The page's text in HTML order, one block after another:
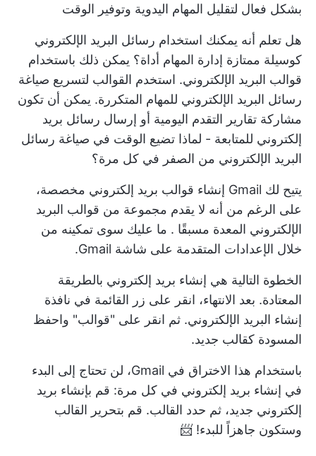
بشكل فعال لتقليل المهام اليدوية وتوفير الوقت
هل تعلم أنه يمكنك استخدام رسائل البريد الإلكتروني
كوسيلة ممتازة إدارة المهام أداة؟ يمكن ذلك باستخدام
قوالب البريد الإلكتروني. استخدم القوالب لتسريع صياغة
رسائل البريد الإلكتروني للمهام المتكررة. يمكن أن تكون
مشاركة تقارير التقدم اليومية أو إرسال رسائل بريد
إلكتروني للمتابعة - لماذا تضيع الوقت في صياغة رسائل
البريد الإلكتروني من الصفر في كل مرة؟
يتيح لك Gmail إنشاء قوالب بريد إلكتروني مخصصة،
على الرغم من أنه لا يقدم مجموعة من قوالب البريد
الإلكتروني المعدة مسبقًا . ما عليك سوى تمكينه من
خلال الإعدادات المتقدمة على شاشة Gmail.
الخطوة التالية هي إنشاء بريد إلكتروني بالطريقة
المعتادة. بعد الانتهاء، انقر على زر القائمة في نافذة
إنشاء البريد الإلكتروني. ثم انقر على "قوالب" واحفظ
المسودة كقالب جديد.
باستخدام هذا الاختراق في Gmail، لن تحتاج إلى البدء
في إنشاء بريد إلكتروني في كل مرة: قم بإنشاء بريد
إلكتروني جديد، ثم حدد القالب. قم بتحرير القالب
وستكون جاهزاً للبدء! 📨